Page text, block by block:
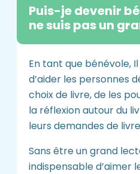
Puis-je devenir
ne suis pas un
En tant que bénévole,
d’aider les personnes
choix de livre, de les
la réflexion autour du
leurs demandes de
Sans être un grand
indispensable d’aimer